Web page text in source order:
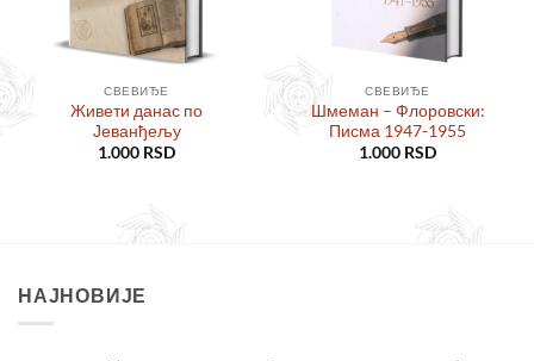
СВЕВИЂЕ
Живети данас по
Јеванђељу
1.000 RSD
СВЕВИЂЕ
Шмеман – Флоровски:
Писма 1947-1955
1.000 RSD
НАЈНОВИЈЕ